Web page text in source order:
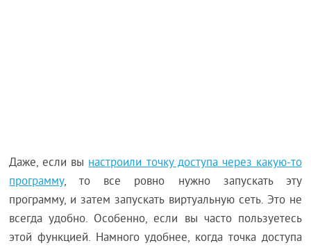
Даже, если вынастроили точку доступа через какую-то
программу, то все ровно нужно запускать эту
программу, и затем запускать виртуальную сеть. Это не
всегда удобно. Особенно, если вы часто пользуетесь
этой функцией. Намного удобнее, когда точка доступа